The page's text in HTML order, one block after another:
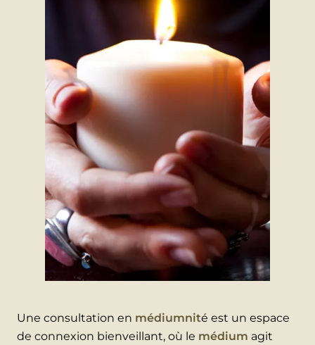
Une consultation en médiumnité est un espace
de connexion bienveillant, où le médium agit